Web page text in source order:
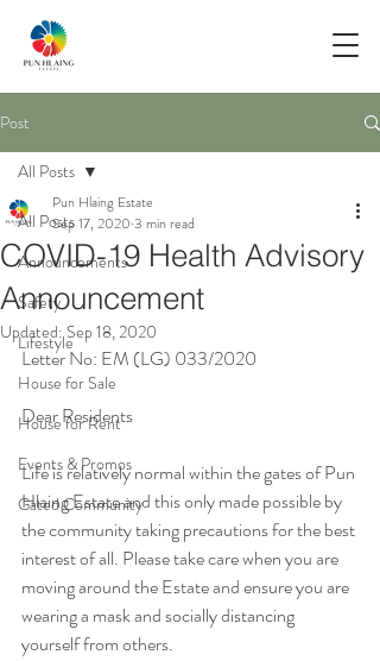
Post
All Posts
Announcements
Safety
Lifestyle
House for Sale
House for Rent
Events & Promos
Gated Community
All Posts
COVID-19 Health Advisory
Announcement
Pun Hlaing Estate
Sep 17, 2020 3 min read
Updated:Sep 18, 2020
Letter No: EM (LG) 033/2020
Dear Residents
Life is relatively normal within the gates of Pun
Hlaing Estate and this only made possible by
the community taking precautions for the best
interest of all. Please take care when you are
moving around the Estate and ensure you are
wearing a mask and socially distancing
yourself from others.